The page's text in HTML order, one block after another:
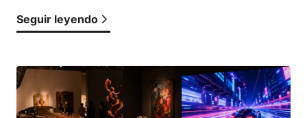
Seguir leyendo